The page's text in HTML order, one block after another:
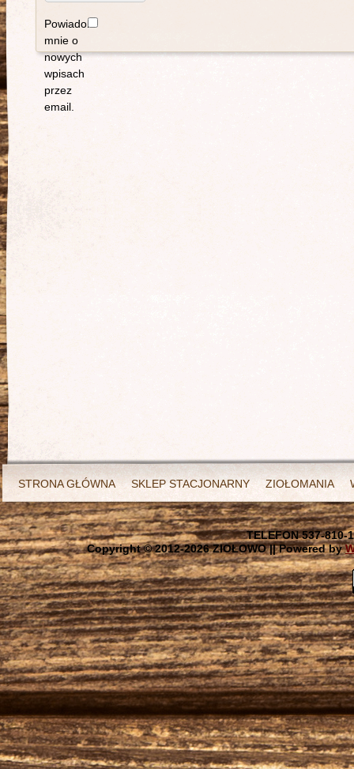
Powiadom
mnie o
nowych
wpisach
przez
email.
STRONA GŁÓWNA SKLEP STACJONARNY ZIOŁOMANIA
TELEFON 537-810-
Copyright © 2012-2026 ZIOŁOWO || Powered by